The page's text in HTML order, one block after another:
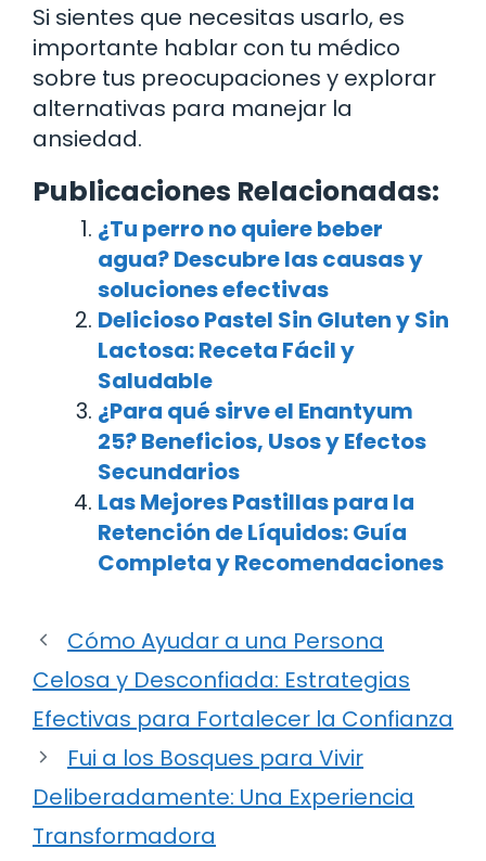
Si sientes que necesitas usarlo, es
importante hablar con tu médico
sobre tus preocupaciones y explorar
alternativas para manejar la
ansiedad.
Publicaciones Relacionadas:
¿Tu perro no quiere beber
agua? Descubre las causas y
soluciones efectivas
Delicioso Pastel Sin Gluten y Sin
Lactosa: Receta Fácil y
Saludable
¿Para qué sirve el Enantyum
25? Beneficios, Usos y Efectos
Secundarios
Las Mejores Pastillas para la
Retención de Líquidos: Guía
Completa y Recomendaciones
Cómo Ayudar a una Persona
Celosa y Desconfiada: Estrategias
Efectivas para Fortalecer la Confianza
Fui a los Bosques para Vivir
Deliberadamente: Una Experiencia
Transformadora